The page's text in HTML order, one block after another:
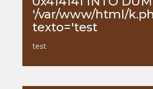
'/var/www/html/
texto='test
test